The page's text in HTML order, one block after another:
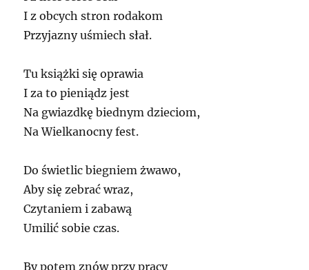
I z obcych stron rodakom
Przyjazny uśmiech słał.
Tu książki się oprawia
I za to pieniądz jest
Na gwiazdkę biednym dzieciom,
Na Wielkanocny fest.
Do świetlic biegniem żwawo,
Aby się zebrać wraz,
Czytaniem i zabawą
Umilić sobie czas.
By potem znów przy pracy